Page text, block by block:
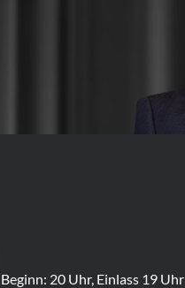
Beginn: 20 Uhr, Einlass 19 Uhr